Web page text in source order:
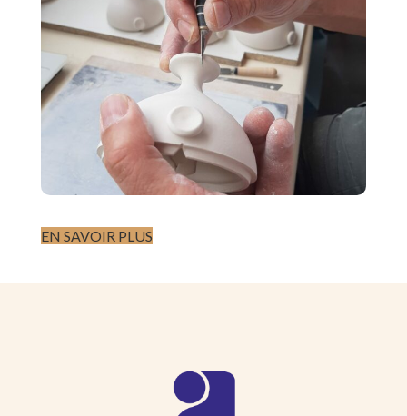
L'ATELIER
Lumineux et chaleureux, véritable incubateur
d’idées et laboratoire d’expérimentations pour
le développement et la production de la
gamme d’infuseurs et d’accessoires SubTea’l.
EN SAVOIR PLUS
Artisanat - Métiers d'Art